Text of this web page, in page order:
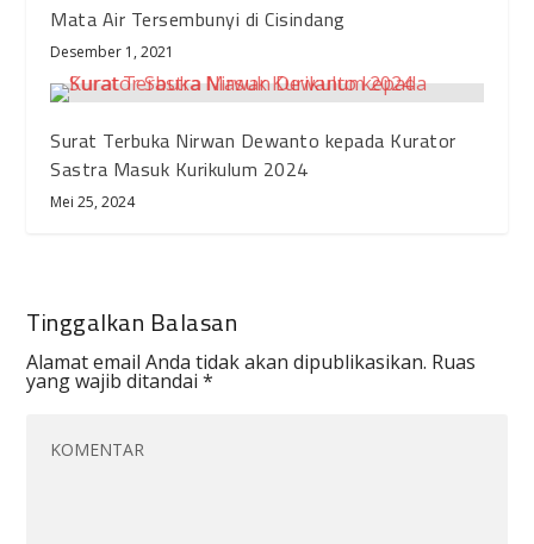
Mata Air Tersembunyi di Cisindang
Desember 1, 2021
Surat Terbuka Nirwan Dewanto kepada Kurator
Sastra Masuk Kurikulum 2024
Mei 25, 2024
Tinggalkan Balasan
Alamat email Anda tidak akan dipublikasikan. Ruas
yang wajib ditandai*